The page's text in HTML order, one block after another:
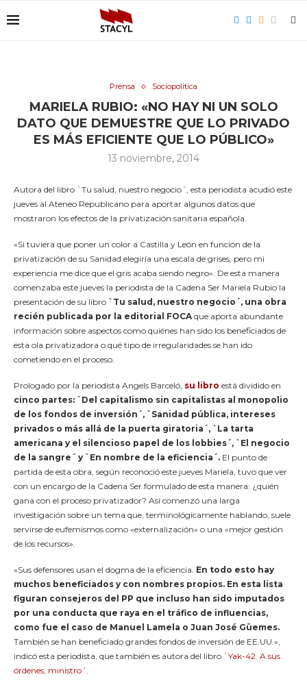
Prensa Sociopolítica
MARIELA RUBIO: «NO HAY NI UN SOLO
DATO QUE DEMUESTRE QUE LO PRIVADO
ES MÁS EFICIENTE QUE LO PÚBLICO»
13 noviembre, 2014
Autora del libro `Tu salud, nuestro negocio´, esta periodista acudió este
jueves al Ateneo Republicano para aportar algunos datos que
mostraron los efectos de la privatización sanitaria española.
«Si tuviera que poner un color a Castilla y León en función de la
privatización de su Sanidad elegiría una escala de grises, pero mi
experiencia me dice que el gris acaba siendo negro». De esta manera
comenzaba este jueves la periodista de la Cadena Ser Mariela Rubio la
presentación de su libro `Tu salud, nuestro negocio´, una obra
recién publicada por la editorial FOCAque aporta abundante
información sobre aspectos como quiénes han sido los beneficiados de
esta ola privatizadora o qué tipo de irregularidades se han ido
cometiendo en el proceso.
Prologado por la periodista Angels Barceló, su libro está dividido en
cinco partes: `Del capitalismo sin capitalistas al monopolio
de los fondos de inversión´, `Sanidad pública, intereses
privados o más allá de la puerta giratoria´, `La tarta
americana y el silencioso papel de los lobbies´, `El negocio
de la sangre´ y `En nombre de la eficiencia´. El punto de
partida de esta obra, según reconoció este jueves Mariela, tuvo que ver
con un encargo de la Cadena Ser formulado de esta manera: ¿quién
gana con el proceso privatizador? Así comenzó una larga
investigación sobre un tema que, terminológicamente hablando, suele
servirse de eufemismos como «externalización» o una «mejor gestión
de los recursos».
«Sus defensores usan el dogma de la eficiencia. En todo esto hay
muchos beneficiados y con nombres propios. En esta lista
figuran consejeros del PP que incluso han sido imputados
por una conducta que raya en el tráfico de influencias,
como fue el caso de Manuel Lamela o Juan José Güemes.
También se han beneficiado grandes fondos de inversión de EE.UU.»,
indicó esta periodista, que también es autora del libro `Yak-42. A sus
órdenes, ministro´.